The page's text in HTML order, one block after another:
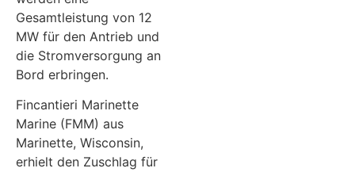
Gesamtleistung von 12
MW für den Antrieb und
die Stromversorgung an
Bord erbringen.
Fincantieri Marinette
Marine (FMM) aus
Marinette, Wisconsin,
erhielt den Zuschlag für